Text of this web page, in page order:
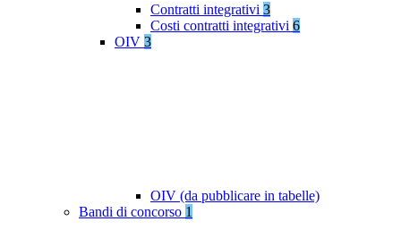
Contratti integrativi 3
Costi contratti integrativi 6
OIV 3
OIV (da pubblicare in tabelle)
Bandi di concorso 1